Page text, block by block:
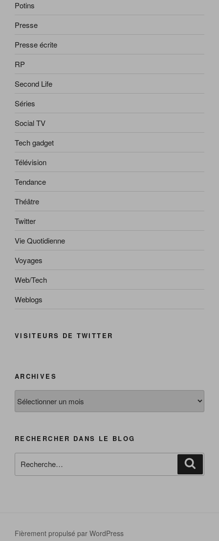
Potins
Presse
Presse écrite
RP
Second Life
Séries
Social TV
Tech gadget
Télévision
Tendance
Théâtre
Twitter
Vie Quotidienne
Voyages
Web/Tech
Weblogs
VISITEURS DE TWITTER
ARCHIVES
RECHERCHER DANS LE BLOG
pour
Fièrement propulsé par WordPress